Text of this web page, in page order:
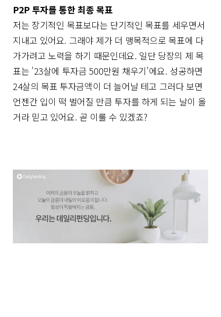
P2P 투자를 통한 최종 목표
저는 장기적인 목표보다는 단기적인 목표를 세우면서
지내고 있어요. 그래야 제가 더 맹목적으로 목표에 다
가가려고 노력을 하기 때문인데요. 일단 당장의 제 목
표는 '23살에 투자금 500만원 채우기'에요. 성공하면
24살의 목표 투자금액이 더 늘어날 테고 그러다 보면
언젠간 입이 떡 벌어질 만큼 투자를 하게 되는 날이 올
거라 믿고 있어요. 곧 이룰 수 있겠죠?